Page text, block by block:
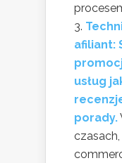
afiliant:
usług
porady.